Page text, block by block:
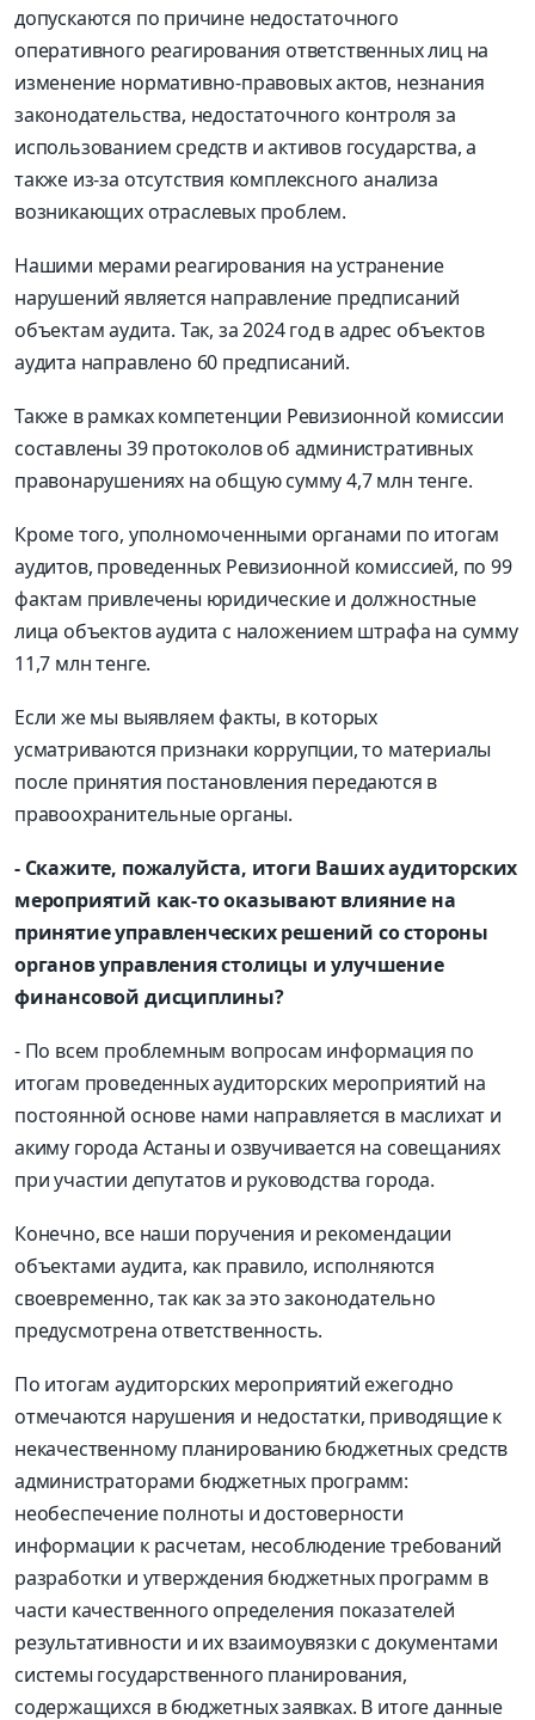
допускаются по причине недостаточного
оперативного реагирования ответственных лиц на
изменение нормативно-правовых актов, незнания
законодательства, недостаточного контроля за
использованием средств и активов государства, а
также из-за отсутствия комплексного анализа
возникающих отраслевых проблем.
Нашими мерами реагирования на устранение
нарушений является направление предписаний
объектам аудита. Так, за 2024 год в адрес объектов
аудита направлено 60 предписаний.
Также в рамках компетенции Ревизионной комиссии
составлены 39 протоколов об административных
правонарушениях на общую сумму 4,7 млн тенге.
Кроме того, уполномоченными органами по итогам
аудитов, проведенных Ревизионной комиссией, по 99
фактам привлечены юридические и должностные
лица объектов аудита с наложением штрафа на сумму
11,7 млн тенге.
Если же мы выявляем факты, в которых
усматриваются признаки коррупции, то материалы
после принятия постановления передаются в
правоохранительные органы.
- Скажите, пожалуйста, итоги Ваших аудиторских
мероприятий как-то оказывают влияние на
принятие управленческих решений со стороны
органов управления столицы и улучшение
финансовой дисциплины?
- По всем проблемным вопросам информация по
итогам проведенных аудиторских мероприятий на
постоянной основе нами направляется в маслихат и
акиму города Астаны и озвучивается на совещаниях
при участии депутатов и руководства города.
Конечно, все наши поручения и рекомендации
объектами аудита, как правило, исполняются
своевременно, так как за это законодательно
предусмотрена ответственность.
По итогам аудиторских мероприятий ежегодно
отмечаются нарушения и недостатки, приводящие к
некачественному планированию бюджетных средств
администраторами бюджетных программ:
необеспечение полноты и достоверности
информации к расчетам, несоблюдение требований
разработки и утверждения бюджетных программ в
части качественного определения показателей
результативности и их взаимоувязки с документами
системы государственного планирования,
содержащихся в бюджетных заявках. В итоге данные